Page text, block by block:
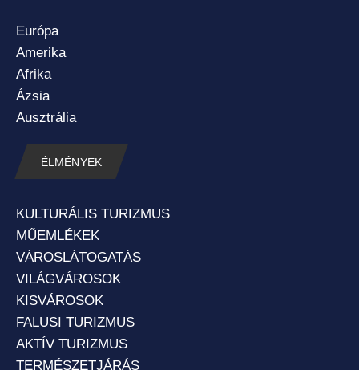
Európa
Amerika
Afrika
Ázsia
Ausztrália
ÉLMÉNYEK
KULTURÁLIS TURIZMUS
MŰEMLÉKEK
VÁROSLÁTOGATÁS
VILÁGVÁROSOK
KISVÁROSOK
FALUSI TURIZMUS
AKTÍV TURIZMUS
TERMÉSZETJÁRÁS